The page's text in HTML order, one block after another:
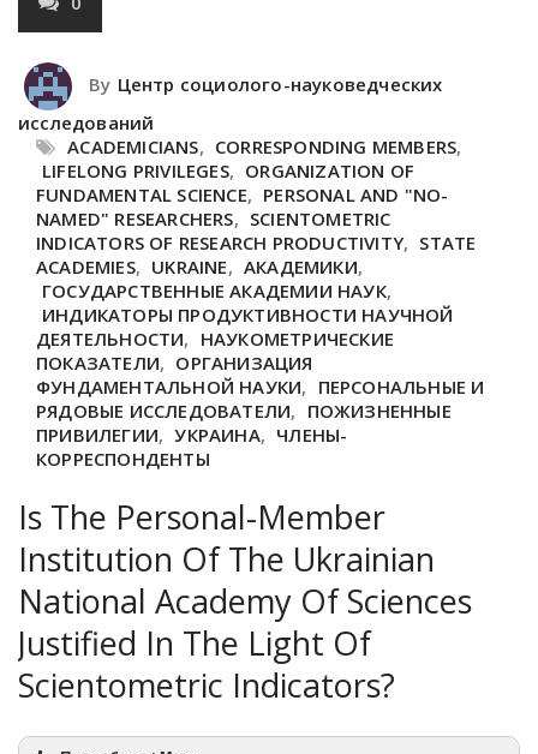
By Центр социолого-науковедческих
исследований
ACADEMICIANS, CORRESPONDING MEMBERS,
LIFELONG PRIVILEGES, ORGANIZATION OF
FUNDAMENTAL SCIENCE, PERSONAL AND "NO-
NAMED" RESEARCHERS, SCIENTOMETRIC
INDICATORS OF RESEARCH PRODUCTIVITY, STATE
ACADEMIES, UKRAINE, АКАДЕМИКИ,
ГОСУДАРСТВЕННЫЕ АКАДЕМИИ НАУК,
ИНДИКАТОРЫ ПРОДУКТИВНОСТИ НАУЧНОЙ
ДЕЯТЕЛЬНОСТИ, НАУКОМЕТРИЧЕСКИЕ
ПОКАЗАТЕЛИ, ОРГАНИЗАЦИЯ
ФУНДАМЕНТАЛЬНОЙ НАУКИ, ПЕРСОНАЛЬНЫЕ И
РЯДОВЫЕ ИССЛЕДОВАТЕЛИ, ПОЖИЗНЕННЫЕ
ПРИВИЛЕГИИ, УКРАИНА, ЧЛЕНЫ-
КОРРЕСПОНДЕНТЫ
Is The Personal-Member
Institution Of The Ukrainian
National Academy Of Sciences
Justified In The Light Of
Scientometric Indicators?